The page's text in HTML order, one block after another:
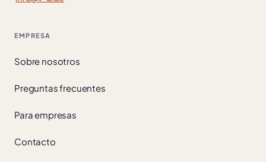
EMPRESA
Sobre nosotros
Preguntas frecuentes
Para empresas
Contacto